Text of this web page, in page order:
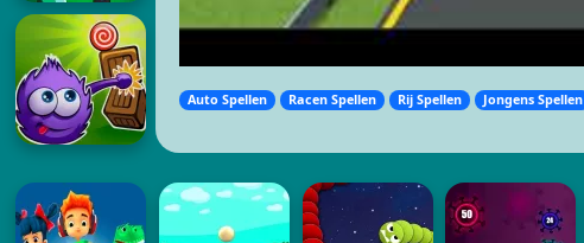
Auto Spellen Racen Spellen Rij Spellen Jongens Spellen